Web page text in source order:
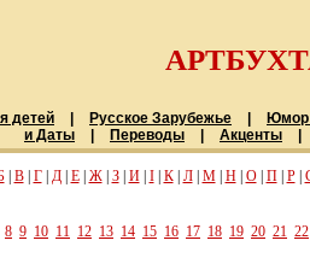
детей Русское Зарубежье Юмор
и Даты
Переводы Акценты
| В| Г| Д| Е| Ж| З| И| І| К| Л| М| Н| О| П| Р|
8 9 10 11 12 13 14 15 16 17 18 19 20 21 22